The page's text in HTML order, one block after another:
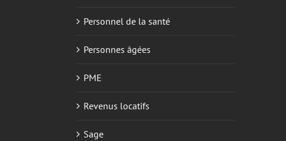
Personnel de la santé
Personnes âgées
PME
Revenus locatifs
Sage